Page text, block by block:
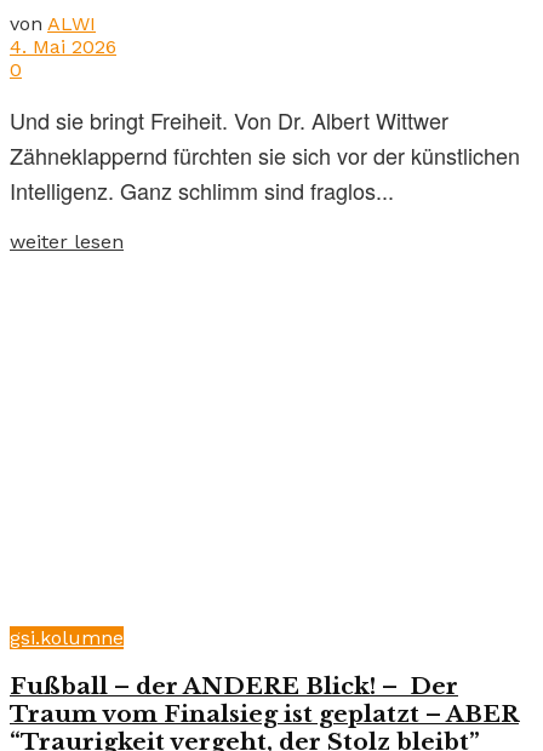
von ALWI
4. Mai 2026
0
Und sie bringt Freiheit. Von Dr. Albert Wittwer
Zähneklappernd fürchten sie sich vor der künstlichen
Intelligenz. Ganz schlimm sind fraglos...
weiter lesen
gsi.kolumne
Fußball – der ANDERE Blick! – Der
Traum vom Finalsieg ist geplatzt – ABER
“Traurigkeit vergeht, der Stolz bleibt”